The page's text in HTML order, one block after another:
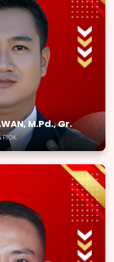
M.Pd., Gr.
PJOK
M.Pd., Gr.
awal dari petualangan yang
S.Pd., Gr.